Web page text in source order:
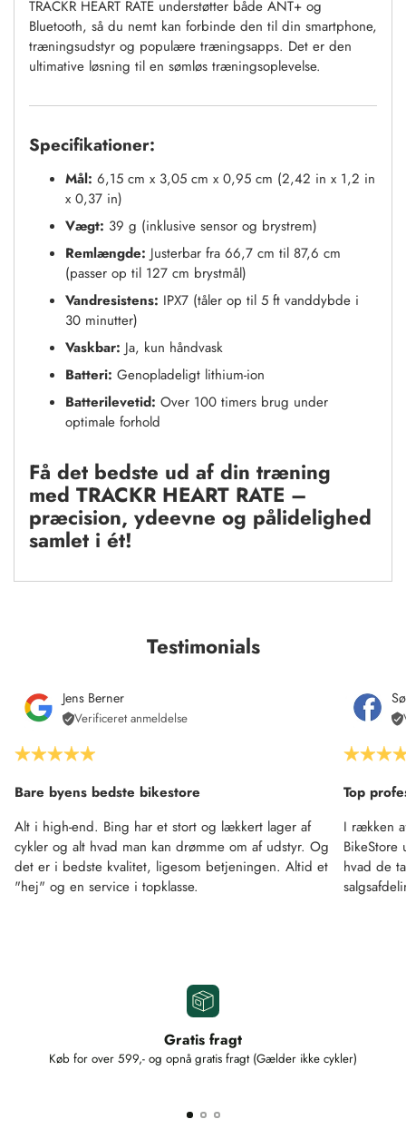
TRACKR HEART RATE understøtter både ANT+ og
Bluetooth, så du nemt kan forbinde den til din smartphone,
træningsudstyr og populære træningsapps. Det er den
ultimative løsning til en sømløs træningsoplevelse.
Specifikationer:
Mål: 6,15 cm x 3,05 cm x 0,95 cm (2,42 in x 1,2 in
x 0,37 in)
Vægt: 39 g (inklusive sensor og brystrem)
Remlængde: Justerbar fra 66,7 cm til 87,6 cm
(passer op til 127 cm brystmål)
Vandresistens: IPX7 (tåler op til 5 ft vanddybde i
30 minutter)
Vaskbar: Ja, kun håndvask
Batteri: Genopladeligt lithium-ion
Batterilevetid: Over 100 timers brug under
optimale forhold
Få det bedste ud af din træning
med TRACKR HEART RATE –
præcision, ydeevne og pålidelighed
samlet i ét!
Testimonials
Jens Berner
Verificeret anmeldelse
Bare byens bedste bikestore
Alt i high-end. Bing har et stort og lækkert lager af
cykler og alt hvad man kan drømme om af udstyr. Og
det er i bedste kvalitet, ligesom betjeningen. Altid et
"hej" og en service i topklasse.
Top
I rækken
hvad de
Gratis fragt
Køb for over 599,- og opnå gratis fragt (Gælder ikke cykler)